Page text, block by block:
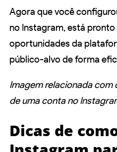
Agora que você
no Instagram, está
oportunidades da
público-alvo de forma
Imagem relacionada
de uma conta no
Dicas de